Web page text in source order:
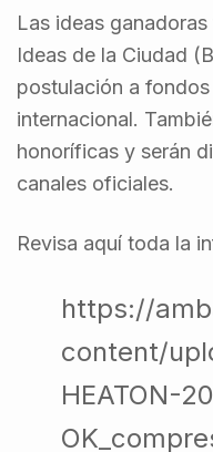
Las ideas
Ideas de la Ciudad
postulación a
internacional.
honoríficas y serán
canales oficiales.
Revisa aquí toda la
https://
content/
HEATON-